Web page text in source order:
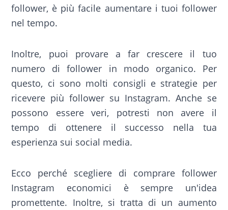
follower, è più facile aumentare i tuoi follower
nel tempo.
Inoltre, puoi provare a far crescere il tuo
numero di follower in modo organico. Per
questo, ci sono molti consigli e strategie per
ricevere più follower su Instagram. Anche se
possono essere veri, potresti non avere il
tempo di ottenere il successo nella tua
esperienza sui social media.
Ecco perché scegliere di comprare follower
Instagram economici è sempre un'idea
promettente. Inoltre, si tratta di un aumento